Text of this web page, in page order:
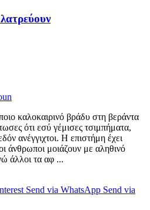
καλοκαιρινό βράδυ στη βεράντα
ότι εσύ γέμισες τσιμπήματα,
ανέγγιχτοι. Η επιστήμη έχει
άνθρωποι μοιάζουν με αληθινό
άλλοι τα αφ ...
Send via WhatsApp Send via